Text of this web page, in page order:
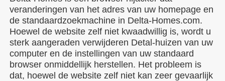
veranderingen van het adres van uw homepage en
de standaardzoekmachine in Delta-Homes.com.
Hoewel de website zelf niet kwaadwillig is, wordt u
sterk aangeraden verwijderen Detal-huizen van uw
computer en de instellingen van uw standaard
browser onmiddellijk herstellen. Het probleem is
dat, hoewel de website zelf niet kan zeer gevaarlijk